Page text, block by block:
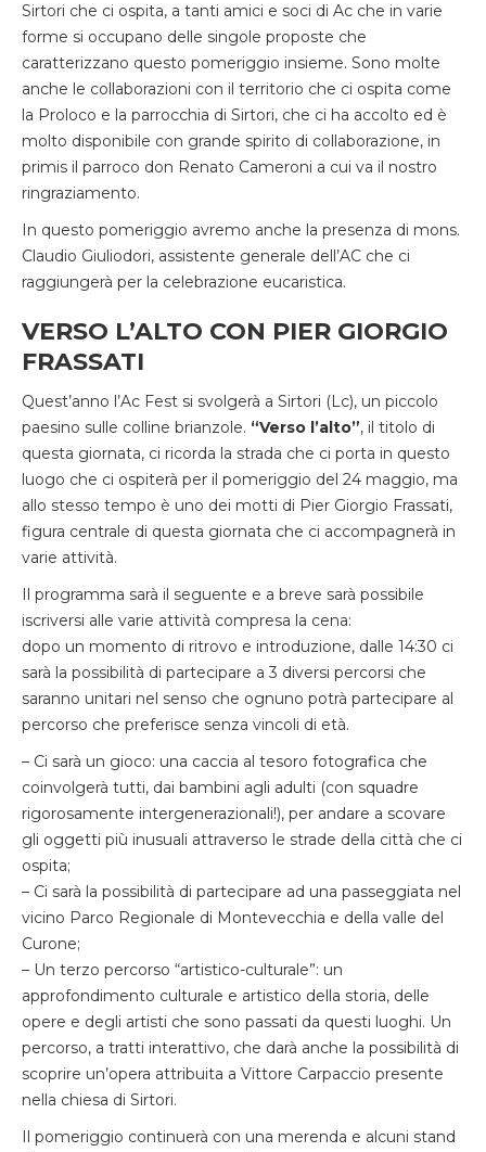
Sirtori che ci ospita, a tanti amici e soci di Ac che in varie
forme si occupano delle singole proposte che
caratterizzano questo pomeriggio insieme. Sono molte
anche le collaborazioni con il territorio che ci ospita come
la Proloco e la parrocchia di Sirtori, che ci ha accolto ed è
molto disponibile con grande spirito di collaborazione, in
primis il parroco don Renato Cameroni a cui va il nostro
ringraziamento.
In questo pomeriggio avremo anche la presenza di mons.
Claudio Giuliodori, assistente generale dell’AC che ci
raggiungerà per la celebrazione eucaristica.
VERSO L’ALTO CON PIER GIORGIO
FRASSATI
Quest’anno l’Ac Fest si svolgerà a Sirtori (Lc), un piccolo
paesino sulle colline brianzole. “Verso l’alto”, il titolo di
questa giornata, ci ricorda la strada che ci porta in questo
luogo che ci ospiterà per il pomeriggio del 24 maggio, ma
allo stesso tempo è uno dei motti di Pier Giorgio Frassati,
figura centrale di questa giornata che ci accompagnerà in
varie attività.
Il programma sarà il seguente e a breve sarà possibile
iscriversi alle varie attività compresa la cena:
dopo un momento di ritrovo e introduzione, dalle 14:30 ci
sarà la possibilità di partecipare a 3 diversi percorsi che
saranno unitari nel senso che ognuno potrà partecipare al
percorso che preferisce senza vincoli di età.
– Ci sarà un gioco: una caccia al tesoro fotografica che
coinvolgerà tutti, dai bambini agli adulti (con squadre
rigorosamente intergenerazionali!), per andare a scovare
gli oggetti più inusuali attraverso le strade della città che ci
ospita;
– Ci sarà la possibilità di partecipare ad una passeggiata nel
vicino Parco Regionale di Montevecchia e della valle del
Curone;
– Un terzo percorso “artistico-culturale”: un
approfondimento culturale e artistico della storia, delle
opere e degli artisti che sono passati da questi luoghi. Un
percorso, a tratti interattivo, che darà anche la possibilità di
scoprire un’opera attribuita a Vittore Carpaccio presente
nella chiesa di Sirtori.
Il pomeriggio continuerà con una merenda e alcuni stand